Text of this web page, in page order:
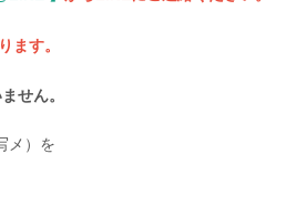
ます。
せん。
メ）を